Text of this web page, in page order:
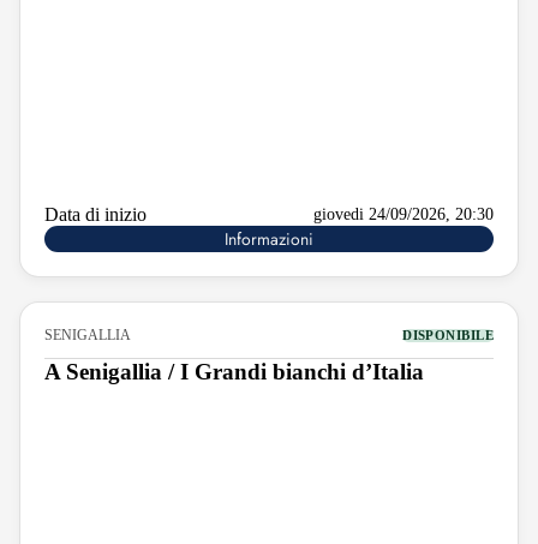
Data di inizio giovedi 24/09/2026, 20:30
Informazioni
SENIGALLIA DISPONIBILE
A Senigallia / I Grandi bianchi d’Italia